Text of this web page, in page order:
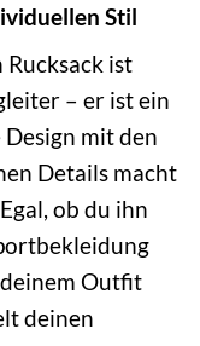
Stil
ist
– er ist ein
mit den
Details macht
ob du ihn
Outfit
deinen